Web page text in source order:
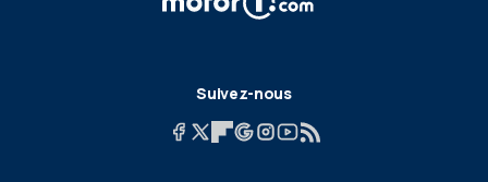
Suivez-nous